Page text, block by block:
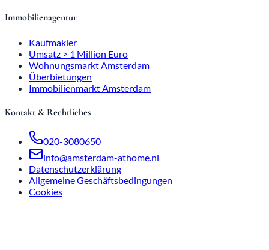
Immobilienagentur
Kaufmakler
Umsatz > 1 Million Euro
Wohnungsmarkt Amsterdam
Überbietungen
Immobilienmarkt Amsterdam
Kontakt & Rechtliches
020-3080650
info@amsterdam-athome.nl
Datenschutzerklärung
Allgemeine Geschäftsbedingungen
Cookies